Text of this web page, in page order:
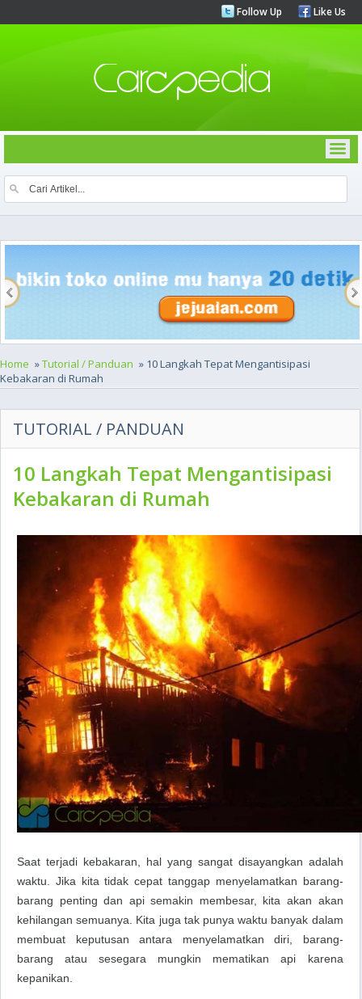
Follow Up Like Us
Home »Tutorial / Panduan » 10 Langkah Tepat Mengantisipasi
Kebakaran di Rumah
TUTORIAL / PANDUAN
10 Langkah Tepat Mengantisipasi
Kebakaran di Rumah
Saat terjadi kebakaran, hal yang sangat disayangkan adalah
waktu. Jika kita tidak cepat tanggap menyelamatkan barang-
barang penting dan api semakin membesar, kita akan akan
kehilangan semuanya. Kita juga tak punya waktu banyak dalam
membuat keputusan antara menyelamatkan diri, barang-
barang atau sesegara mungkin mematikan api karena
kepanikan.